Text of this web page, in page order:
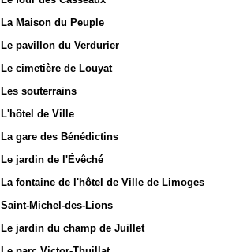
La Maison du Peuple
Le pavillon du Verdurier
Le cimetière de Louyat
Les souterrains
L'hôtel de Ville
La gare des Bénédictins
Le jardin de l'Évêché
La fontaine de l'hôtel de Ville de Limoges
Saint-Michel-des-Lions
Le jardin du champ de Juillet